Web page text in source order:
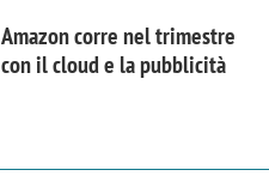
Amazon corre nel trimestre
con il cloud e la pubblicità